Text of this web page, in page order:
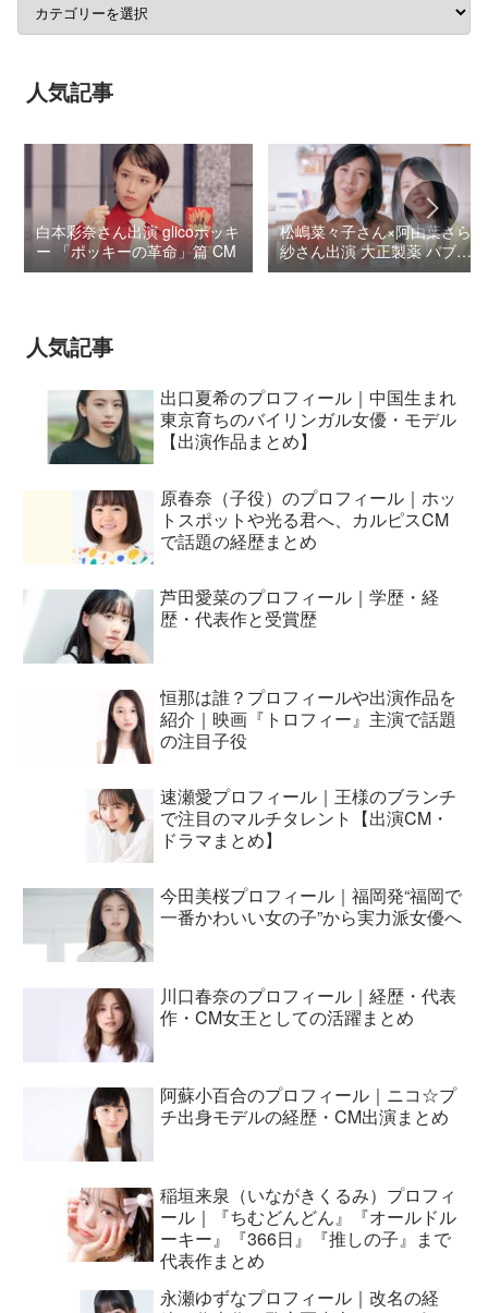
人気記事
白本彩奈さん出演 glicoポッキ
ー 「ポッキーの革命」篇 CM
松嶋菜々子さん×阿由葉さら
紗さん出演 大正製薬 パブロ
ンSゴールドW『いましよう
人気記事
出口夏希のプロフィール｜中国生まれ
東京育ちのバイリンガル女優・モデル
【出演作品まとめ】
原春奈（子役）のプロフィール｜ホッ
トスポットや光る君へ、カルピスCM
で話題の経歴まとめ
芦田愛菜のプロフィール｜学歴・経
歴・代表作と受賞歴
恒那は誰？プロフィールや出演作品を
紹介｜映画『トロフィー』主演で話題
の注目子役
速瀬愛プロフィール｜王様のブランチ
で注目のマルチタレント【出演CM・
ドラマまとめ】
今田美桜プロフィール｜福岡発“福岡で
一番かわいい女の子”から実力派女優へ
川口春奈のプロフィール｜経歴・代表
作・CM女王としての活躍まとめ
阿蘇小百合のプロフィール｜ニコ☆プ
チ出身モデルの経歴・CM出演まとめ
稲垣来泉（いながきくるみ）プロフィ
ール｜『ちむどんどん』『オールドル
ーキー』『366日』『推しの子』まで
代表作まとめ
永瀬ゆずなプロフィール｜改名の経